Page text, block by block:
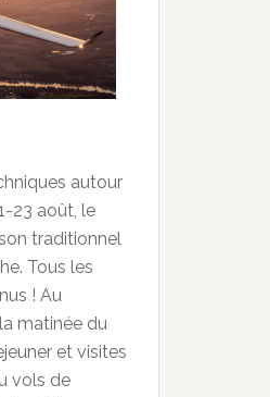
autour
23 août, le
traditionnel
Tous les
! Au
matinée du
et visites
vols de